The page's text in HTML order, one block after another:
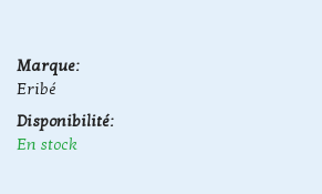
Marque:
Eribé
Disponibilité:
En stock